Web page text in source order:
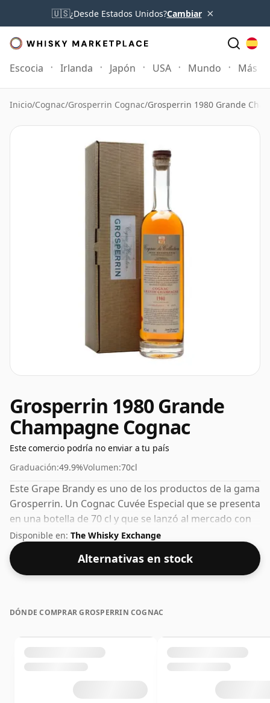
🇺🇸¿Desde Estados Unidos?Cambiar ×
Escocia Irlanda Japón USA Mundo Más
Inicio/Cognac/Grosperrin Cognac/Grosperrin 1980 Grande
Grosperrin 1980 Grande
Champagne Cognac
Este comercio podría no enviar a tu país
Graduación:49.9%Volumen:70cl
Este Grape Brandy es uno de los productos de la gama
Grosperrin. Un Cognac Cuvée Especial que se presenta
en una botella de 70 cl y que se lanzó al mercado con
un ABV del 49,9%.
Disponible en: The Whisky Exchange
Alternativas en stock
DÓNDE COMPRAR GROSPERRIN COGNAC